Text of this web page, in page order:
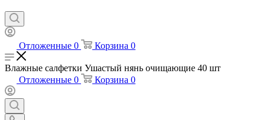
Отложенные 0 Корзина 0
Влажные салфетки Ушастый нянь очищающие 40 шт
Отложенные 0 Корзина 0